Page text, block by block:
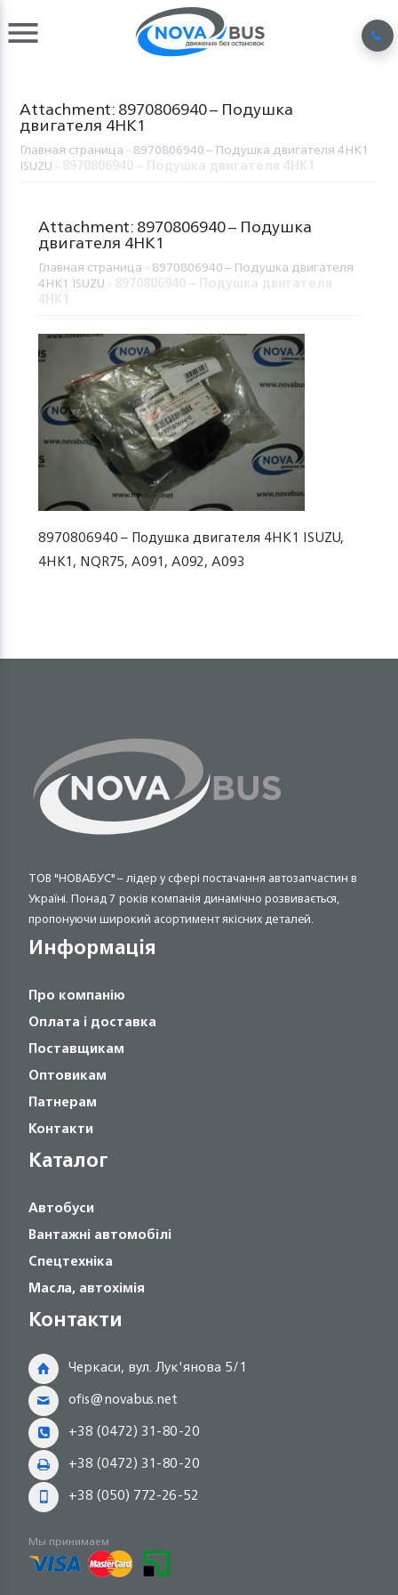
Attachment: 8970806940 – Подушка
двигателя 4HK1
Главная страница 8970806940 – Подушка двигателя 4HK1
ISUZU
Attachment: 8970806940 – Подушка
двигателя 4HK1
Главная страница 8970806940 – Подушка двигателя
4HK1 ISUZU
8970806940 – Подушка двигателя 4HK1 ISUZU,
4HK1, NQR75, A091, A092, A093
ТОВ "НОВАБУС" – лідер у сфері постачання автозапчастин в
Україні. Понад 7 років компанія динамічно розвивається,
пропонуючи широкий асортимент якісних деталей.
Информація
Про компанію
Оплата і доставка
Поставщикам
Оптовикам
Патнерам
Контакти
Каталог
Автобуси
Вантажні автомобілі
Спецтехніка
Масла, автохімія
Контакти
Черкаси, вул. Лук'янова 5/1
ofis@novabus.net
+38 (0472) 31-80-20
+38 (0472) 31-80-20
+38 (050) 772-26-52
Мы принимаем